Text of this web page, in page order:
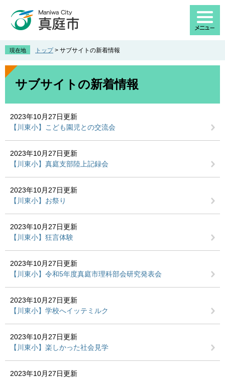
先
す
を
し
現在地 トップ > サブサイトの新着情報
本
サブサイトの新着情報
2023年10月27日更新
【川東小】こども園児との交流会
2023年10月27日更新
【川東小】真庭支部陸上記録会
2023年10月27日更新
【川東小】お祭り
2023年10月27日更新
【川東小】狂言体験
2023年10月27日更新
【川東小】令和5年度真庭市理科部会研究発表会
2023年10月27日更新
【川東小】学校へイッテミルク
2023年10月27日更新
【川東小】楽しかった社会見学
2023年10月27日更新